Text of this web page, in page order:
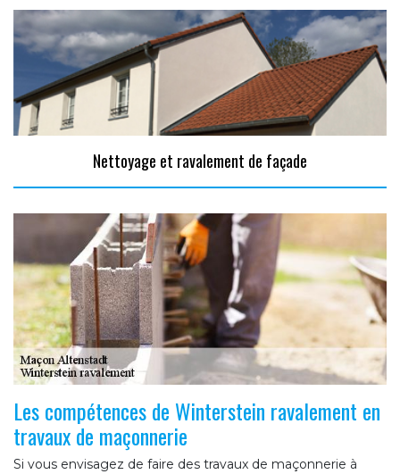
Nettoyage et ravalement de façade
Les compétences de Winterstein ravalement en
travaux de maçonnerie
Si vous envisagez de faire des travaux de maçonnerie à